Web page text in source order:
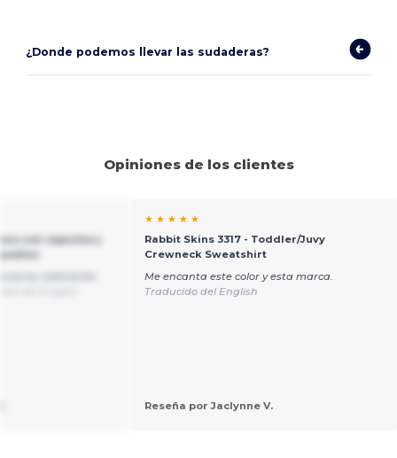
¿Donde podemos llevar las sudaderas?
Opiniones de los clientes
con capucha y
★ ★ ★ ★ ★
Rabbit Skins 3317 - Toddler/Juvy
Crewneck Sweatshirt
Me encanta este color y esta marca.
Traducido del English
Reseña por Jaclynne V.